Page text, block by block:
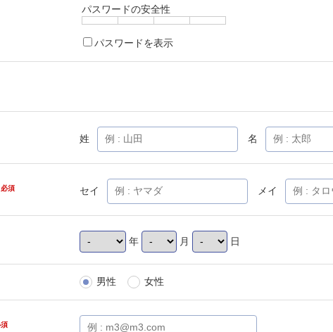
パスワードの安全性
パスワードを表示
姓 名
必須 セイ メイ
年 月 日
男性 女性